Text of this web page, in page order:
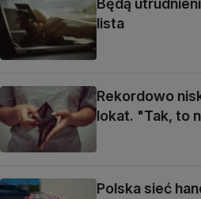
lista
Rekordowo
lokat. "Tak, to
Polska sieć